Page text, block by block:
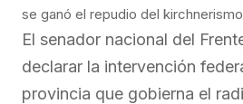
se ganó el repudio del
El senador nacional del
declarar la intervención
provincia que gobierna el